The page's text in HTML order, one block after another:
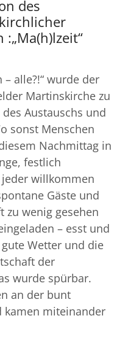
des
alle?!“ wurde der
Martinskirche zu
Austauschs und
sonst Menschen
Nachmittag in
festlich
willkommen
Gäste und
zu wenig gesehen
– esst und
Wetter und die
der
wurde spürbar.
an der bunt
kamen miteinander